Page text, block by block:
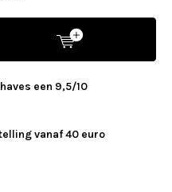
een 9,5/10
vanaf 40 euro